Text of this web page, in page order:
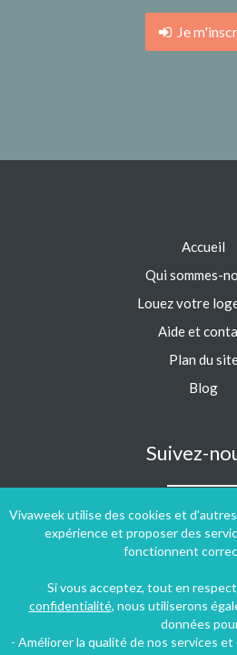
Je
Vivaweek utilise des cookies et
expérience et proposer des
fonctionnent
Si vous acceptez, tout en
confidentialité, nous utiliserons
données
- Améliorer la qualité de nos services
Accueil
Qui sommes-
Louez votre
Aide et
Plan du
Blog
Suivez-